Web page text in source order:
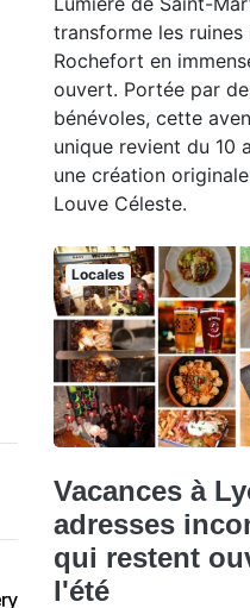
transforme les ruines
Rochefort en
ouvert. Portée par
bénévoles, cette
unique revient du 10
une création
Louve Céleste.
Locales
Vacances à
adresses
qui restent
l'été